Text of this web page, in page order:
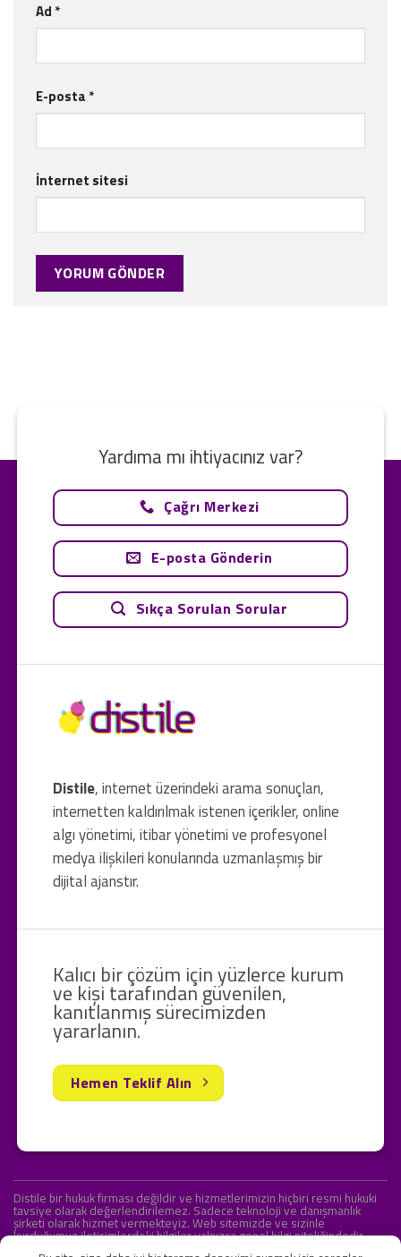
Ad *
E-posta *
İnternet sitesi
Distile, internet üzerindeki arama sonuçları,
internetten kaldırılmak istenen içerikler, online
algı yönetimi, itibar yönetimi ve profesyonel
medya ilişkileri konularında uzmanlaşmış bir
dijital ajanstır.
Yardıma mı ihtiyacınız var?
Çağrı Merkezi
E-posta Gönderin
Sıkça Sorulan Sorular
Kalıcı bir çözüm için yüzlerce kurum
ve kişi tarafından güvenilen,
kanıtlanmış sürecimizden
yararlanın.
Hemen Teklif Alın
Distile bir hukuk firması değildir ve hizmetlerimizin hiçbiri resmi hukuki
tavsiye olarak değerlendirilemez. Sadece teknoloji ve danışmanlık
şirketi olarak hizmet vermekteyiz. Web sitemizde ve sizinle
kurduğumuz iletişimlerdeki bilgiler yalnızca genel bilgi niteliğindedir.